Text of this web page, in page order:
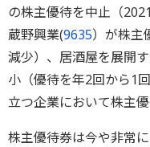
の株主優待を中止（
蔵野興業(9635）が株主
減少）、居酒屋を展開
小（優待を年2回から1
立つ企業において株主
株主優待券は今や非常